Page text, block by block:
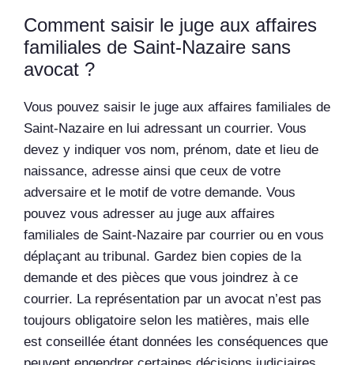
Comment saisir le juge aux affaires
familiales de Saint-Nazaire sans
avocat ?
Vous pouvez saisir le juge aux affaires familiales de
Saint-Nazaire en lui adressant un courrier. Vous
devez y indiquer vos nom, prénom, date et lieu de
naissance, adresse ainsi que ceux de votre
adversaire et le motif de votre demande. Vous
pouvez vous adresser au juge aux affaires
familiales de Saint-Nazaire par courrier ou en vous
déplaçant au tribunal. Gardez bien copies de la
demande et des pièces que vous joindrez à ce
courrier. La représentation par un avocat n’est pas
toujours obligatoire selon les matières, mais elle
est conseillée étant données les conséquences que